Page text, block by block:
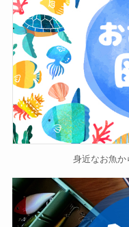
身近なお魚か